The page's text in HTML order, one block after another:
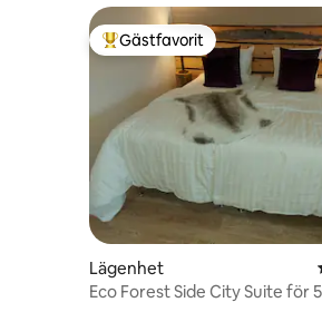
Populär gästfavorit
Gästfavorit
Lägenhet
Eco Forest Side City Suite för